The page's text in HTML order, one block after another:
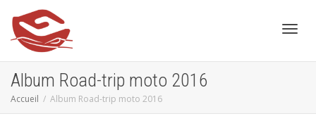
Album Road-trip moto 2016
Accueil Album Road-trip moto 2016